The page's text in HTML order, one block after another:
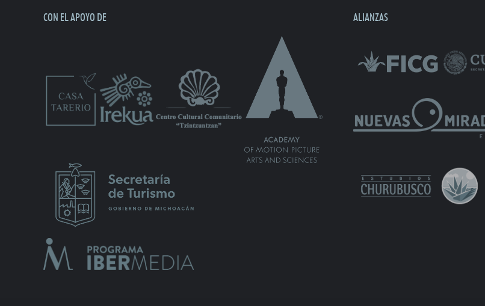
CON EL APOYO DE ALIANZAS